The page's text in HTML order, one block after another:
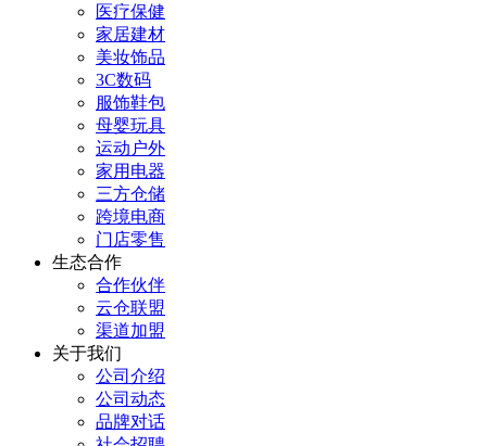
医疗保健
家居建材
美妆饰品
3C数码
服饰鞋包
母婴玩具
运动户外
家用电器
三方仓储
跨境电商
门店零售
生态合作
合作伙伴
云仓联盟
渠道加盟
关于我们
公司介绍
公司动态
品牌对话